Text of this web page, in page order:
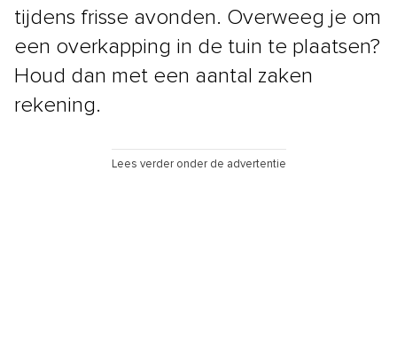
tijdens frisse avonden. Overweeg je om
een overkapping in de tuin te plaatsen?
Houd dan met een aantal zaken
rekening.
Lees verder onder de advertentie